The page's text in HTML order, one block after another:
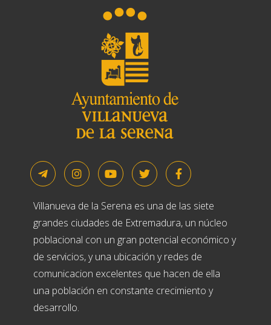
Villanueva de la Serena es una de las siete
grandes ciudades de Extremadura, un núcleo
poblacional con un gran potencial económico y
de servicios, y una ubicación y redes de
comunicacion excelentes que hacen de ella
una población en constante crecimiento y
desarrollo.